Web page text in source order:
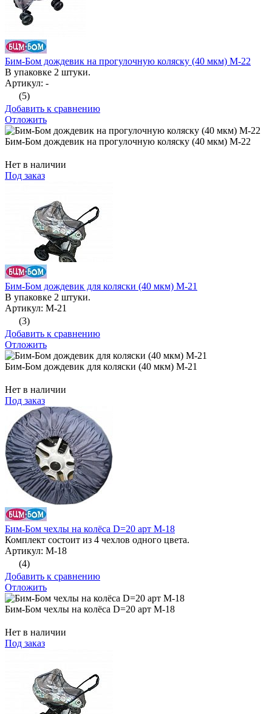
Бим-Бом дождевик на прогулочную коляску (40 мкм) М-22
В упаковке 2 штуки.
Артикул: -
(5)
Добавить к сравнению
Отложить
Бим-Бом дождевик на прогулочную коляску (40 мкм) М-22
Нет в наличии
Под заказ
Бим-Бом дождевик для коляски (40 мкм) М-21
В упаковке 2 штуки.
Артикул: М-21
(3)
Добавить к сравнению
Отложить
Бим-Бом дождевик для коляски (40 мкм) М-21
Нет в наличии
Под заказ
Бим-Бом чехлы на колёса D=20 арт М-18
Комплект состоит из 4 чехлов одного цвета.
Артикул: М-18
(4)
Добавить к сравнению
Отложить
Бим-Бом чехлы на колёса D=20 арт М-18
Нет в наличии
Под заказ